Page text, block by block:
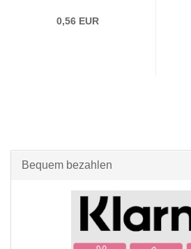
0,56 EUR
Bequem bezahlen